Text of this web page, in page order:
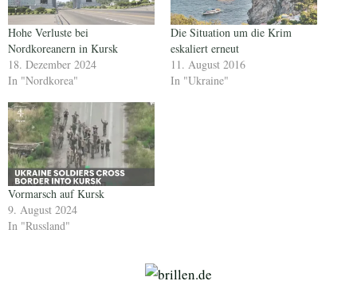
Hohe Verluste bei
Nordkoreanern in Kursk
18. Dezember 2024
In "Nordkorea"
Die Situation um die Krim
eskaliert erneut
11. August 2016
In "Ukraine"
Vormarsch auf Kursk
9. August 2024
In "Russland"